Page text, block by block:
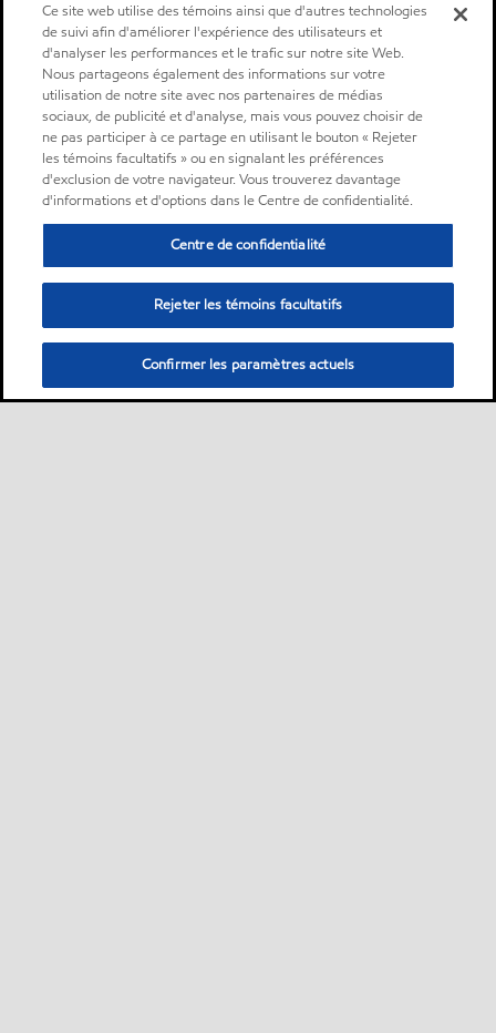
Ce site web utilise des témoins ainsi que d'autres technologies
de suivi afin d'améliorer l'expérience des utilisateurs et
d'analyser les performances et le trafic sur notre site Web.
Nous partageons également des informations sur votre
utilisation de notre site avec nos partenaires de médias
sociaux, de publicité et d'analyse, mais vous pouvez choisir de
ne pas participer à ce partage en utilisant le bouton « Rejeter
les témoins facultatifs » ou en signalant les préférences
d'exclusion de votre navigateur. Vous trouverez davantage
d'informations et d'options dans le Centre de confidentialité.
Centre de confidentialité
Rejeter les témoins facultatifs
Confirmer les paramètres actuels